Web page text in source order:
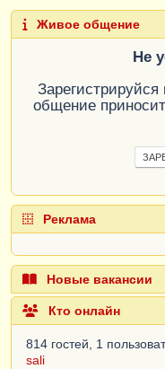
&ПериодДействия
Живое общение
Не
общение
Реклама
Новые вакансии
Кто онлайн
814 гостей, 1
sali